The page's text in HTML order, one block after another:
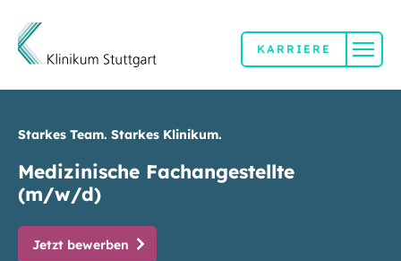
KARRIERE
Starkes Team. Starkes Klinikum.
Medizinische Fachangestellte
(m/w/d)
Jetzt bewerben